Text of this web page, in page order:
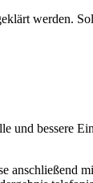
werden.
und bessere
anschließend